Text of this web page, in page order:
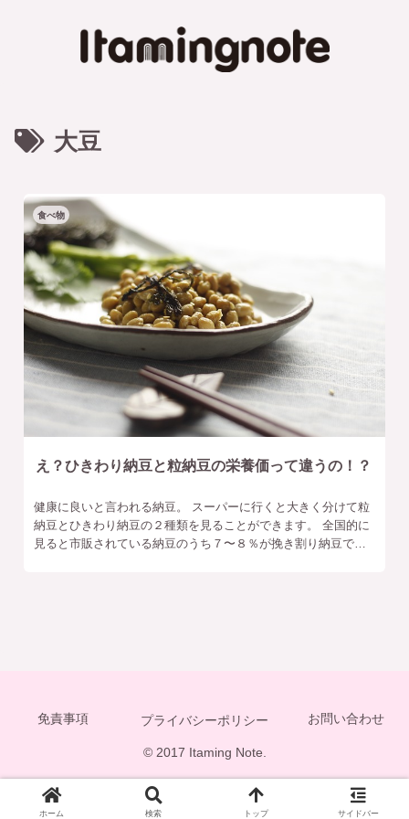
大豆
食べ物
え？ひきわり納豆と粒納豆の栄養価って違うの！？
健康に良いと言われる納豆。 スーパーに行くと大きく分けて粒
納豆とひきわり納豆の２種類を見ることができます。 全国的に
見ると市販されている納豆のうち７〜８％が挽き割り納豆で
免責事項 プライバシーポリシー お問い合わせ
© 2017 Itaming Note.
ホーム 検索 トップ サイドバー